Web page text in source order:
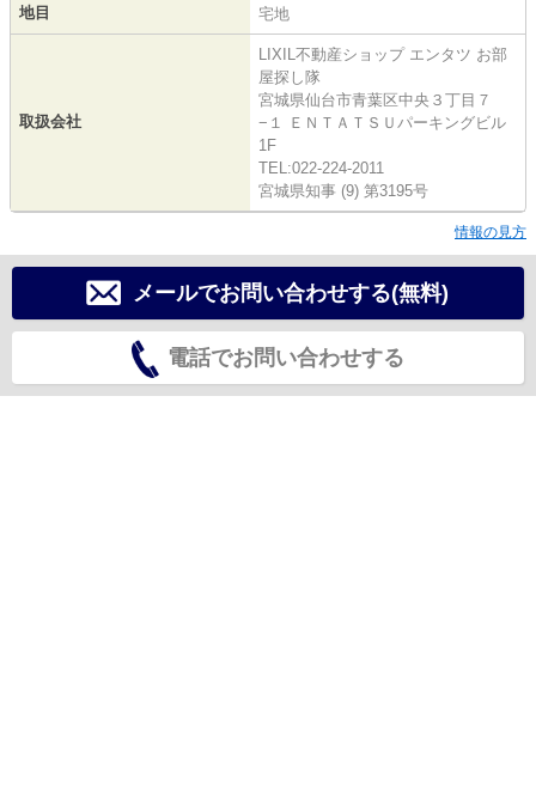
地目 宅地
取扱会社
LIXIL不動産ショップ エンタツ お部
屋探し隊
宮城県仙台市青葉区中央３丁目７
−１ ＥＮＴＡＴＳＵパーキングビル
1F
TEL:022-224-2011
宮城県知事 (9) 第3195号
情報の見方
メールでお問い合わせする(無料)
電話でお問い合わせする